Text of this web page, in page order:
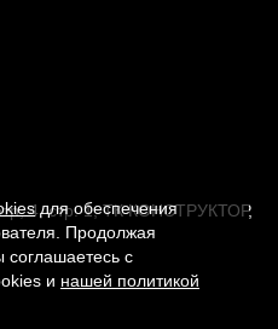
4, стр. 1, ТК КОНСТРУКТОР,
для обеспечения
Продолжая
соглашаетесь с
и нашей политикой